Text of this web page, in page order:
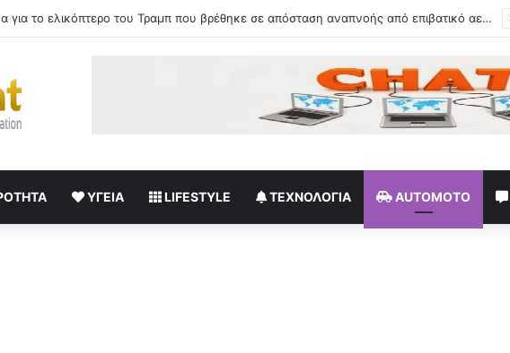
εμφάνιση στα Ματογιάννια της Μυκόνου με λευκό στράπλες φόρεμα
ΥΓΕΊΑ LIFESTYLE ΤΕΧΝΟΛΟΓΊΑ AUTOMOTO